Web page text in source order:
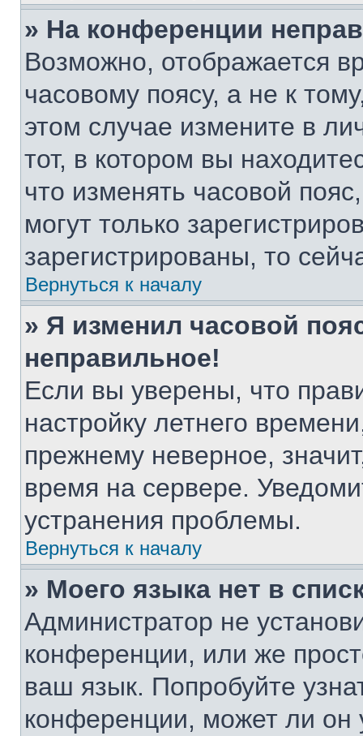
» На конференции
Возможно, отображается
часовому поясу, а не к
этом случае измените в
тот, в котором вы
что изменять часовой
могут только
зарегистрированы, то
Вернуться к началу
» Я изменил часовой
неправильное!
Если вы уверены, что
настройку летнего
прежнему неверное,
время на сервере.
устранения проблемы.
Вернуться к началу
» Моего языка нет в
Администратор не
конференции, или же
ваш язык. Попробуйте
конференции, может ли он